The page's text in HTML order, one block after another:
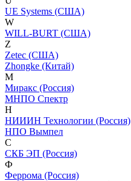
UE Systems (США)
W
WILL-BURT (США)
Z
Zetec (США)
Zhongke (Китай)
М
Миракс (Россия)
МНПО Спектр
Н
НИИИН Технологии (Россия)
НПО Вымпел
С
СКБ ЭП (Россия)
Ф
Феррома (Россия)